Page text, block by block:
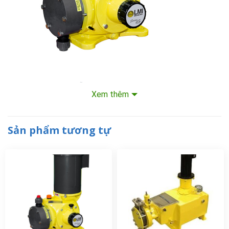
Mẫu: GM0090TPAMNN
Lưu lượng: 85 LPH @ Pmax: 7 Bar
Đầu lỏng: PVDF
Động cơ: 250W, IEC71,4P,3-50-220/380V, IP55/F/TEFC:
Kết nối: NPT
Bơm định lượng hóa chất Milton Roy GM0090TPAMNN nổi
Xem thêm
Sản phẩm tương tự